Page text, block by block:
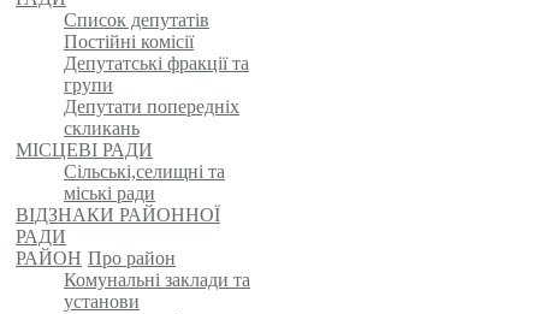
Список депутатів
Постійні комісії
Депутатські фракції та
групи
Депутати попередніх
скликань
МІСЦЕВІ РАДИ
Сільські,селищні та
міські ради
ВІДЗНАКИ РАЙОННОЇ
РАДИ
РАЙОН Про район
Комунальні заклади та
установи